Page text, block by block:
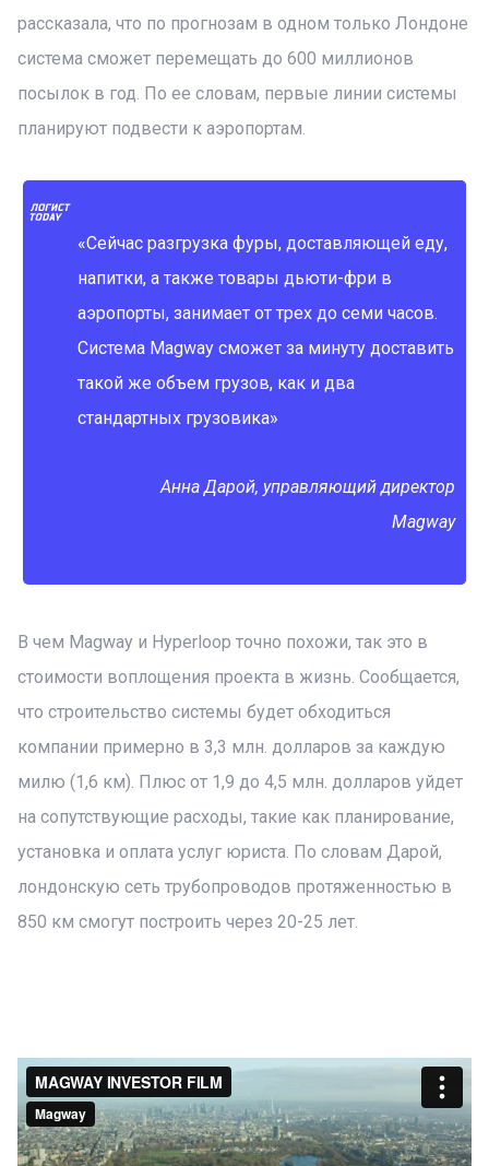
рассказала, что по прогнозам в одном только Лондоне
система сможет перемещать до 600 миллионов
посылок в год. По ее словам, первые линии системы
планируют подвести к аэропортам.
«Сейчас разгрузка фуры, доставляющей еду,
напитки, а также товары дьюти-фри в
аэропорты, занимает от трех до семи часов.
Система Magway сможет за минуту доставить
такой же объем грузов, как и два
стандартных грузовика»
Анна Дарой, управляющий директор
Magway
В чем Magway и Hyperloop точно похожи, так это в
стоимости воплощения проекта в жизнь. Сообщается,
что строительство системы будет обходиться
компании примерно в 3,3 млн. долларов за каждую
милю (1,6 км). Плюс от 1,9 до 4,5 млн. долларов уйдет
на сопутствующие расходы, такие как планирование,
установка и оплата услуг юриста. По словам Дарой,
лондонскую сеть трубопроводов протяженностью в
850 км смогут построить через 20-25 лет.